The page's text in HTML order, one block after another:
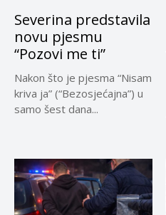
Severina predstavila
novu pjesmu
“Pozovi me ti”
Nakon što je pjesma “Nisam
kriva ja” (“Bezosjećajna”) u
samo šest dana...